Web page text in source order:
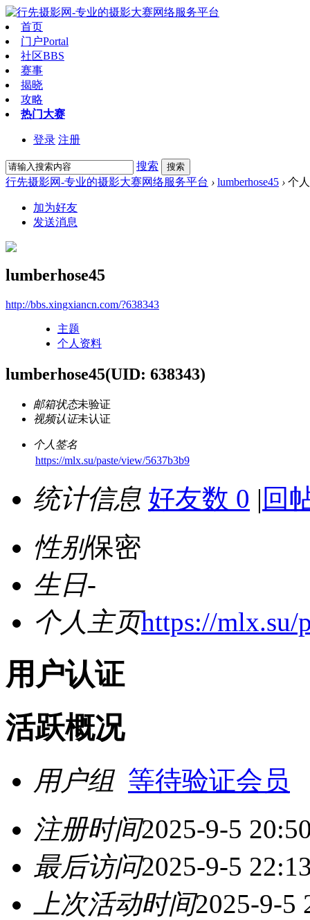
首页
门户Portal
社区BBS
赛事
揭晓
攻略
热门大赛
登录 注册
搜索 搜索
行先摄影网-专业的摄影大赛网络服务平台 › lumberhose45 › 个
加为好友
发送消息
lumberhose45
http://bbs.xingxiancn.com/?638343
主题
个人资料
lumberhose45(UID: 638343)
邮箱状态未验证
视频认证未认证
个人签名
https://mlx.su/paste/view/5637b3b9
统计信息 好友数 0 | 回
性别保密
生日-
个人主页https://mlx.su/
用户认证
活跃概况
用户组 等待验证会员
注册时间2025-9-5
最后访问2025-9-5
上次活动时间2025-9-5